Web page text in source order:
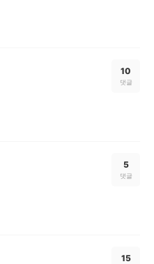
10
댓글
5
댓글
15